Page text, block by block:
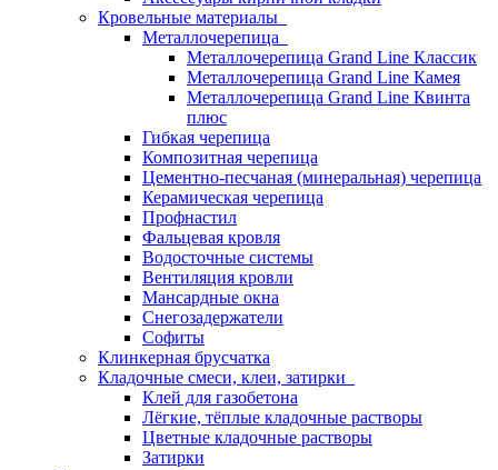
Кровельные материалы
Металлочерепица
Металлочерепица Grand Line Классик
Металлочерепица Grand Line Камея
Металлочерепица Grand Line Квинта
плюс
Гибкая черепица
Композитная черепица
Цементно-песчаная (минеральная) черепица
Керамическая черепица
Профнастил
Фальцевая кровля
Водосточные системы
Вентиляция кровли
Мансардные окна
Снегозадержатели
Софиты
Клинкерная брусчатка
Кладочные смеси, клеи, затирки
Клей для газобетона
Лёгкие, тёплые кладочные растворы
Цветные кладочные растворы
Затирки